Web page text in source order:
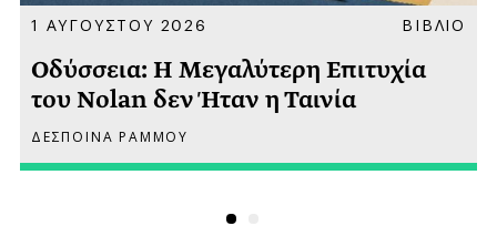
1 ΑΥΓΟΥΣΤΟΥ 2026 ΒΙΒΛΙΟ
Οδύσσεια: Η Μεγαλύτερη Επιτυχία
του Nolan δεν Ήταν η Ταινία
ΔΕΣΠΟΙΝΑ ΡΑΜΜΟΥ